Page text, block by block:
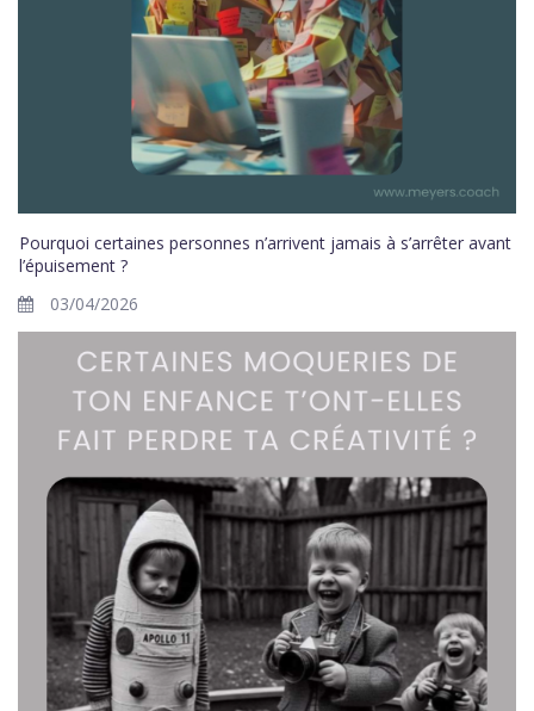
Pourquoi certaines personnes n’arrivent jamais à s’arrêter avant
l’épuisement ?
03/04/2026